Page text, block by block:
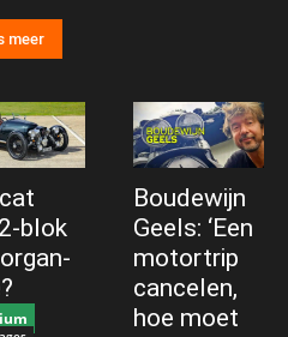
meer
blok
Boudewijn
Geels: ‘Een
motortrip
cancelen,
hoe moet